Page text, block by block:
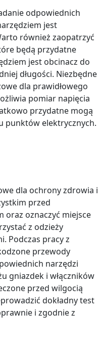
odpowiednich
jest
również zaopatrzyć
będą przydatne
jest obcinacz do
długości. Niezbędne
dla prawidłowego
pomiar napięcia
przydatne mogą
punktów elektrycznych.
dla ochrony zdrowia i
przed
oraz oznaczyć miejsce
z odzieży
Podczas pracy z
przewody
narzędzi
gniazdek i włączników
przed wilgocią
dokładny test
i zgodnie z